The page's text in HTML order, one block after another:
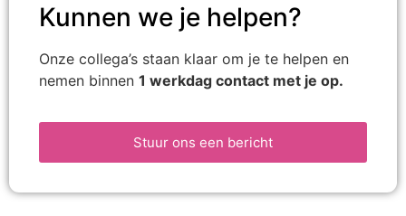
Kunnen we je helpen?
Onze collega’s staan klaar om je te helpen en
nemen binnen 1 werkdag contact met je op.
Stuur ons een bericht